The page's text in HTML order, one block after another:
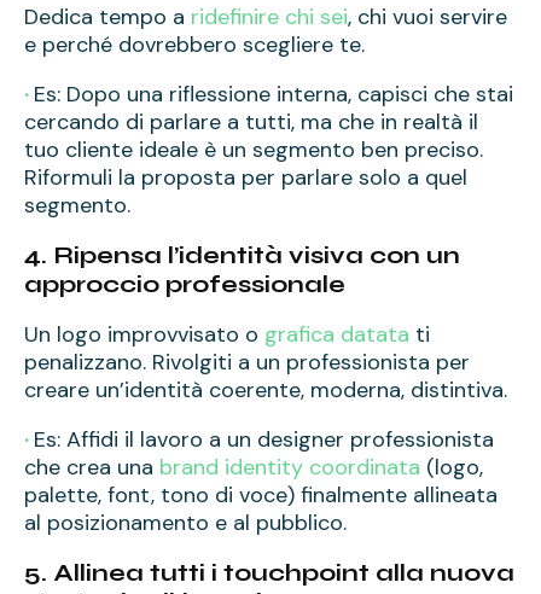
Dedica tempo a ridefinire chi sei, chi vuoi servire
e perché dovrebbero scegliere te.
· Es: Dopo una riflessione interna, capisci che stai
cercando di parlare a tutti, ma che in realtà il
tuo cliente ideale è un segmento ben preciso.
Riformuli la proposta per parlare solo a quel
segmento.
4. Ripensa l’identità visiva con un
approccio professionale
Un logo improvvisato o grafica datata ti
penalizzano. Rivolgiti a un professionista per
creare un’identità coerente, moderna, distintiva.
· Es: Affidi il lavoro a un designer professionista
che crea una brand identity coordinata (logo,
palette, font, tono di voce) finalmente allineata
al posizionamento e al pubblico.
5. Allinea tutti i touchpoint alla nuova